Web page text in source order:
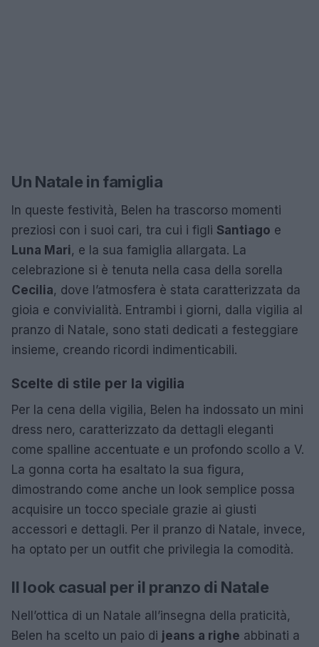
Un Natale in famiglia
In queste festività, Belen ha trascorso momenti
preziosi con i suoi cari, tra cui i figli Santiago e
Luna Mari, e la sua famiglia allargata. La
celebrazione si è tenuta nella casa della sorella
Cecilia, dove l’atmosfera è stata caratterizzata da
gioia e convivialità. Entrambi i giorni, dalla vigilia al
pranzo di Natale, sono stati dedicati a festeggiare
insieme, creando ricordi indimenticabili.
Scelte di stile per la vigilia
Per la cena della vigilia, Belen ha indossato un mini
dress nero, caratterizzato da dettagli eleganti
come spalline accentuate e un profondo scollo a V.
La gonna corta ha esaltato la sua figura,
dimostrando come anche un look semplice possa
acquisire un tocco speciale grazie ai giusti
accessori e dettagli. Per il pranzo di Natale, invece,
ha optato per un outfit che privilegia la comodità.
Il look casual per il pranzo di Natale
Nell’ottica di un Natale all’insegna della praticità,
Belen ha scelto un paio di jeans a righe abbinati a